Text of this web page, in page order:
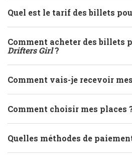
Quel est le tarif des billets
Comment acheter des billets
Drifters Girl?
Comment vais-je recevoir
Comment choisir mes places
Quelles méthodes de